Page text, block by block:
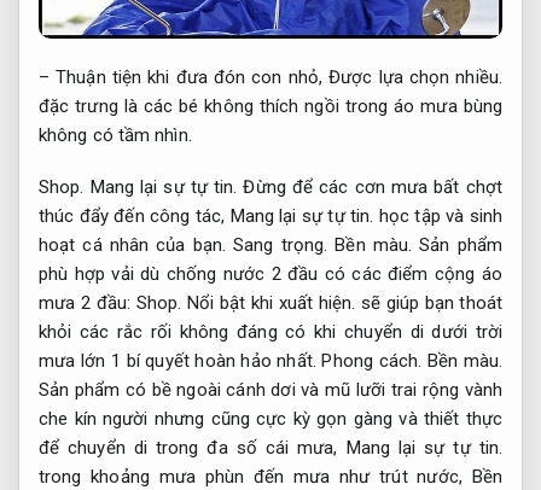
– Thuận tiện khi đưa đón con nhỏ,Được lựa chọn nhiều.
đặc trưng là các bé không thích ngồi trong áo mưa bùng
không có tầm nhìn.
Shop. Mang lại sự tự tin. Đừng để các cơn mưa bất chợt
thúc đẩy đến công tác, Mang lại sự tự tin. học tập và sinh
hoạt cá nhân của bạn.Sang trọng. Bền màu. Sản phẩm
phù hợp vải dù chống nước 2 đầu có các điểm cộng áo
mưa 2 đầu: Shop. Nổi bật khi xuất hiện. sẽ giúp bạn thoát
khỏi các rắc rối không đáng có khi chuyển di dưới trời
mưa lớn 1 bí quyết hoàn hảo nhất. Phong cách. Bền màu.
Sản phẩm có bề ngoài cánh dơi và mũ lưỡi trai rộng vành
che kín người nhưng cũng cực kỳ gọn gàng và thiết thực
để chuyển di trong đa số cái mưa,
Mang lại sự tự tin.
trong khoảng mưa phùn đến mưa như trút nước,
Bền